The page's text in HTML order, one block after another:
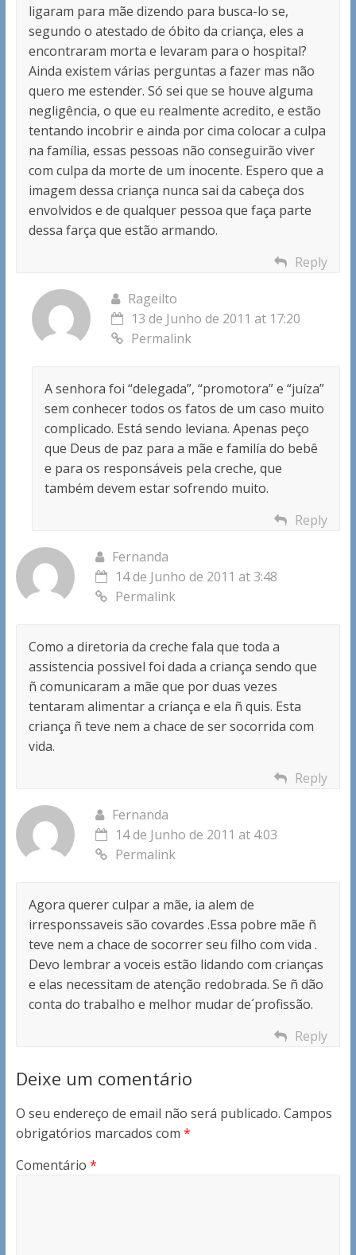
ligaram para mãe dizendo para busca-lo se,
segundo o atestado de óbito da criança, eles a
encontraram morta e levaram para o hospital?
Ainda existem várias perguntas a fazer mas não
quero me estender. Só sei que se houve alguma
negligência, o que eu realmente acredito, e estão
tentando incobrir e ainda por cima colocar a culpa
na família, essas pessoas não conseguirão viver
com culpa da morte de um inocente. Espero que a
imagem dessa criança nunca sai da cabeça dos
envolvidos e de qualquer pessoa que faça parte
dessa farça que estão armando.
Reply
Rageilto
13 de Junho de 2011 at 17:20
Permalink
A senhora foi “delegada”, “promotora” e “juíza”
sem conhecer todos os fatos de um caso muito
complicado. Está sendo leviana. Apenas peço
que Deus de paz para a mãe e familía do bebê
e para os responsáveis pela creche, que
também devem estar sofrendo muito.
Reply
Fernanda
14 de Junho de 2011 at 3:48
Permalink
Como a diretoria da creche fala que toda a
assistencia possivel foi dada a criança sendo que
ñ comunicaram a mãe que por duas vezes
tentaram alimentar a criança e ela ñ quis. Esta
criança ñ teve nem a chace de ser socorrida com
vida.
Reply
Fernanda
14 de Junho de 2011 at 4:03
Permalink
Agora querer culpar a mãe, ia alem de
irresponssaveis são covardes .Essa pobre mãe ñ
teve nem a chace de socorrer seu filho com vida .
Devo lembrar a voceis estão lidando com crianças
e elas necessitam de atenção redobrada. Se ñ dão
conta do trabalho e melhor mudar de´profissão.
Reply
Deixe um comentário
O seu endereço de email não será publicado. Campos
obrigatórios marcados com *
Comentário *